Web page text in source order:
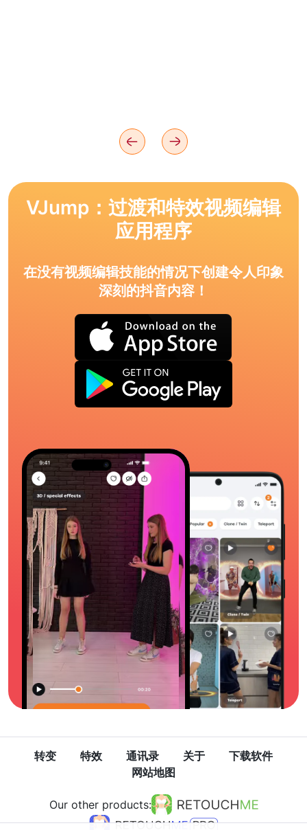
VJump：过渡和特效视频编辑
应用程序
在没有视频编辑技能的情况下创建令人印象
深刻的抖音内容！
转变 特效 通讯录 关于
下载软件
网站地图
Our other products: